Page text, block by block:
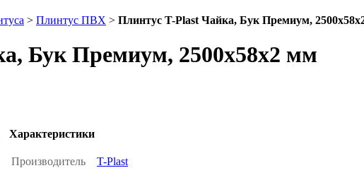
> Плинтус ПВХ > Плинтус T-Plast Чайка, Бук Премиум,
Бук Премиум, 2500х58х2 мм
Характеристики
Производитель T-Plast